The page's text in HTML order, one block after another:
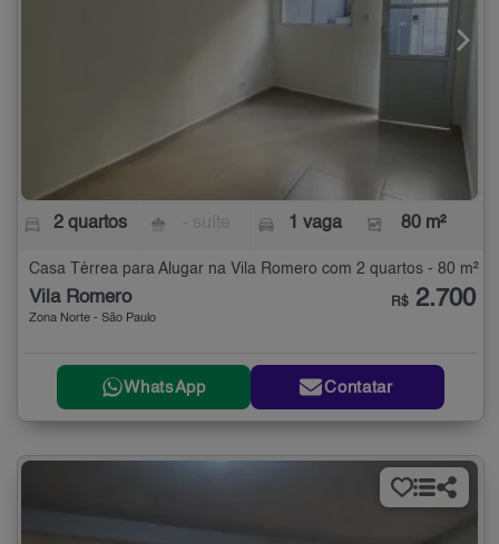
2 quartos 1 vaga 80 m²
Casa Térrea para Alugar na Vila Romero com 2 quartos - 80 m²
Vila Romero
Zona Norte - São Paulo
R$ 2.700
WhatsApp Contatar